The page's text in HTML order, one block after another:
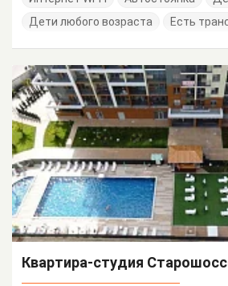
Дети любого возраста
Есть
Квартира-студия